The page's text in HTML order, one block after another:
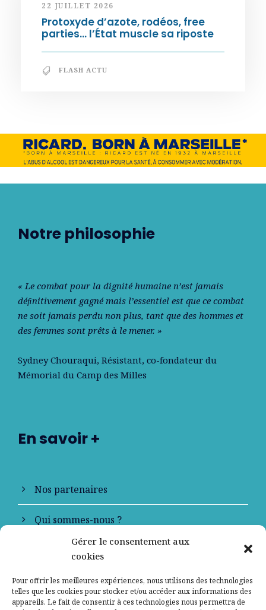
Gérer le consentement aux
cookies
Pour offrir les meilleures expériences, nous utilisons des technologies
telles que les cookies pour stocker et/ou accéder aux informations des
appareils. Le fait de consentir à ces technologies nous permettra de
22 JUILLET 2026
Protoxyde d’azote, rodéos, free
parties… l’État muscle sa riposte
FLASH ACTU
Notre philosophie
« Le combat pour la dignité humaine n’est jamais
déﬁnitivement gagné mais l’essentiel est que ce combat
ne soit jamais perdu non plus, tant que des hommes et
des femmes sont prêts à le mener. »
Sydney Chouraqui, Résistant, co-fondateur du
Mémorial du Camp des Milles
En savoir +
Nos partenaires
Qui sommes-nous ?
Contactez-nous
Mentions légales